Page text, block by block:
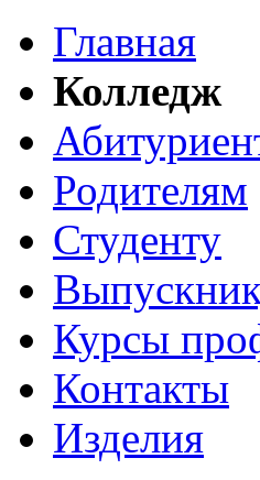
Главная
Колледж
Родителям
Студенту
Курсы
Контакты
Изделия